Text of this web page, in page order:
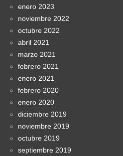
enero 2023
noviembre 2022
octubre 2022
abril 2021
marzo 2021
febrero 2021
enero 2021
febrero 2020
enero 2020
diciembre 2019
noviembre 2019
octubre 2019
septiembre 2019